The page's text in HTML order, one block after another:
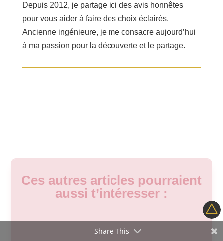
Depuis 2012, je partage ici des avis honnêtes
pour vous aider à faire des choix éclairés.
Ancienne ingénieure, je me consacre aujourd’hui
à ma passion pour la découverte et le partage.
Ces autres articles pourraient
aussi t’intéresser :
Share This